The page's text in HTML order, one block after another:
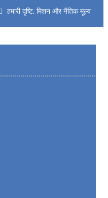
हमारी दृष्टि, मिशन और नैतिक मूल्य